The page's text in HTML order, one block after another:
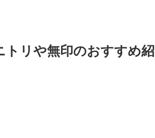
リや無印のおすすめ紹